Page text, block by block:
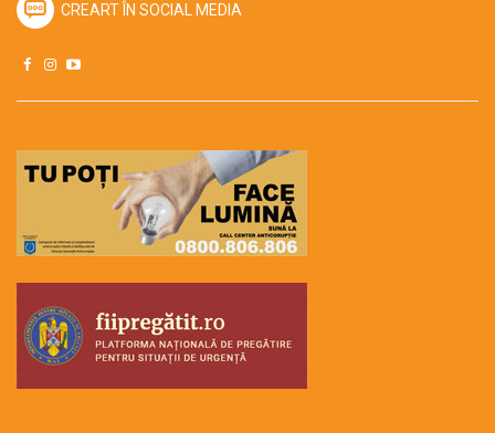
CREART ÎN SOCIAL MEDIA